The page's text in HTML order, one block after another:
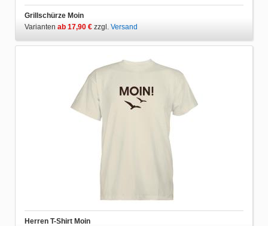
Grillschürze Moin
Varianten ab 17,90 € zzgl. Versand
Herren T-Shirt Moin